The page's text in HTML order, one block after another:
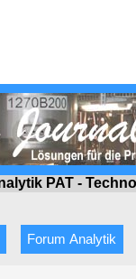
PAT -
Forum Analytik